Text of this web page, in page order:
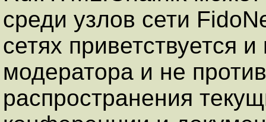
среди узлов сети
сетях приветствуется
модератора и не
распространения